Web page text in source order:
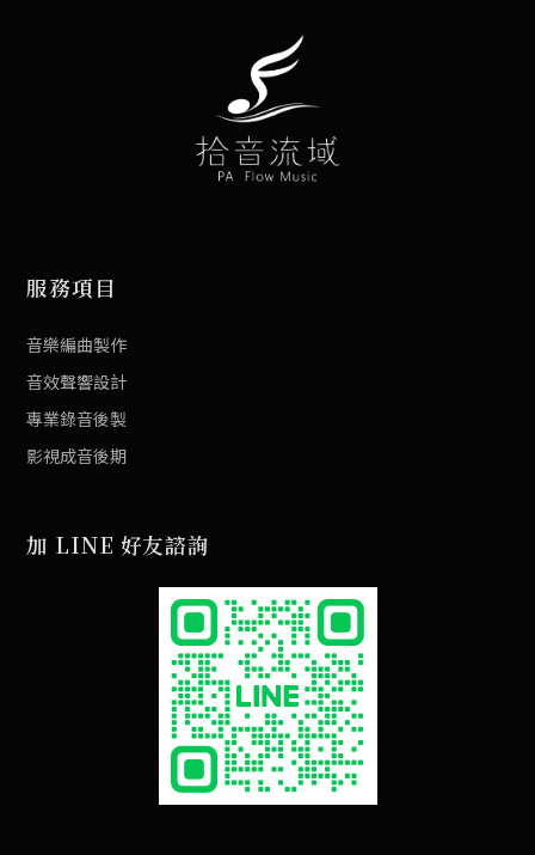
服務項目
音樂編曲製作
音效聲響設計
專業錄音後製
影視成音後期
加 LINE 好友諮詢